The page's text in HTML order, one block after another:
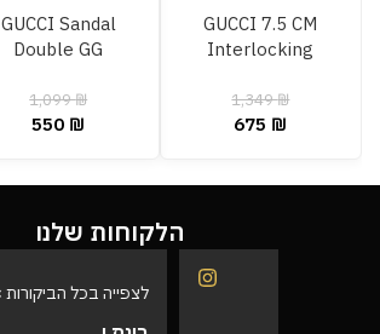
GUCCI 7.5 CM
Interlocking
1,349₪
675 ₪
GUCCI Sandal
Double GG
1,099₪
550 ₪
הלקוחות שלנו
לצפייה בכל הביקורות »